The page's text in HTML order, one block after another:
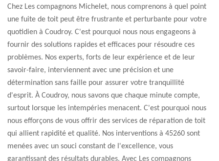
Chez Les compagnons Michelet, nous comprenons à quel point
une fuite de toit peut être frustrante et perturbante pour votre
quotidien à Coudroy. C'est pourquoi nous nous engageons à
fournir des solutions rapides et efficaces pour résoudre ces
problèmes. Nos experts, forts de leur expérience et de leur
savoir-faire, interviennent avec une précision et une
détermination sans faille pour assurer votre tranquillité
d'esprit. À Coudroy, nous savons que chaque minute compte,
surtout lorsque les intempéries menacent. C'est pourquoi nous
nous efforçons de vous offrir des services de réparation de toit
qui allient rapidité et qualité. Nos interventions à 45260 sont
menées avec un souci constant de l'excellence, vous
garantissant des résultats durables. Avec Les compagnons